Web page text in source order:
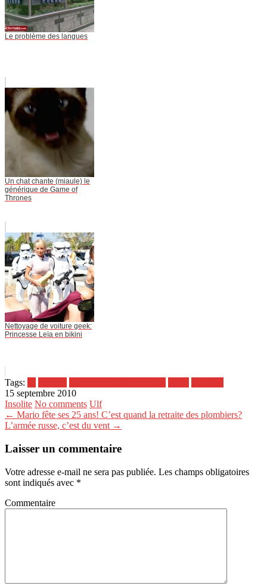
Le problème des langues
Un chat chante (miaule) le
générique de Game of
Thrones
Nettoyage de voiture geek:
Princesse Leïa en bikini
Tags:
15 septembre 2010
Insolite No comments Ulf
← Mario fête ses 25 ans! C’est quand la retraite des plombiers?
L’armée russe, c’est du vent →
Laisser un commentaire
Votre adresse e-mail ne sera pas publiée. Les champs obligatoires
sont indiqués avec *
Commentaire